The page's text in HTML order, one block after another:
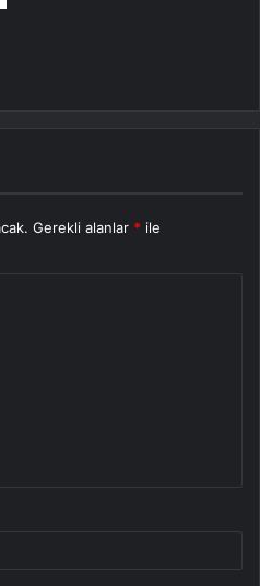
Gerekli alanlar * ile